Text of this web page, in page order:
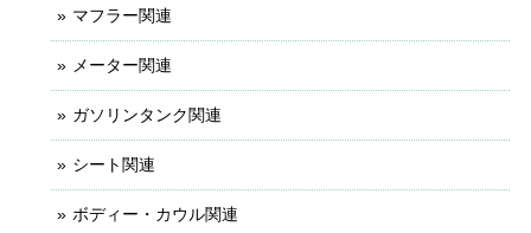
マフラー関連
メーター関連
ガソリンタンク関連
シート関連
ボディー・カウル関連